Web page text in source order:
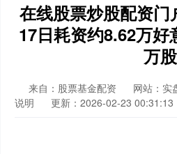
在线股票炒股配资门
17日耗资约8.62万
万股
来自：股票基金配资
网站：实
说明
更新：2026-02-23 00:31:13